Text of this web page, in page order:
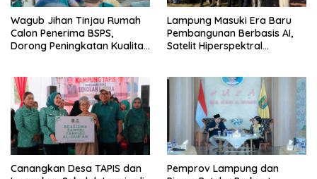
Wagub Jihan Tinjau Rumah
Calon Penerima BSPS,
Dorong Peningkatan Kualitas
Lampung Masuki Era Baru
Pembangunan Berbasis AI,
Satelit Hiperspektral
Canangkan Desa TAPIS dan
Pemprov Lampung dan